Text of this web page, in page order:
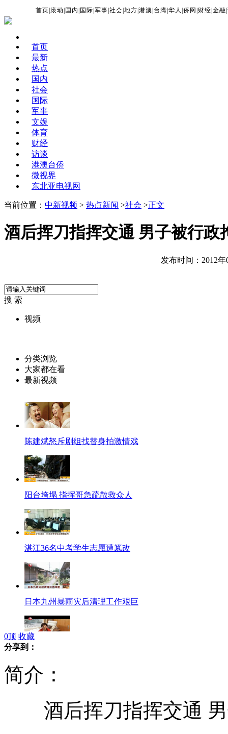
首页 |滚动 国内 国际 |军事 |社会 |地方 |港澳 台湾 |华人 |侨网 财经 |金融 |
首页
最新
热点
国内
社会
国际
军事
文娱
体育
财经
访谈
港澳台侨
微视界
东北亚电视网
当前位置： 中新视频 > 热点新闻 >社会 >正文
酒后挥刀指挥交通 男子被行政
发布时间：2012年
搜 索
视频
分类浏览
大家都在看
最新视频
陈建斌怒斥剧组找替身拍激情戏
阳台垮塌 指挥哥急疏散救众人
湛江36名中考学生志愿遭篡改
日本九州暴雨灾后清理工作艰巨
"美丽姐"路遇车祸热心救人
0顶 收藏
分享到：
简介：
酒后挥刀指挥交通 男